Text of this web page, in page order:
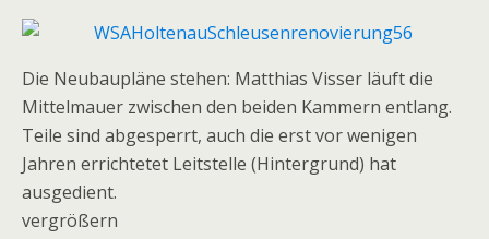
Die Neubaupläne stehen: Matthias Visser läuft die
Mittelmauer zwischen den beiden Kammern entlang.
Teile sind abgesperrt, auch die erst vor wenigen
Jahren errichtetet Leitstelle (Hintergrund) hat
ausgedient.
vergrößern